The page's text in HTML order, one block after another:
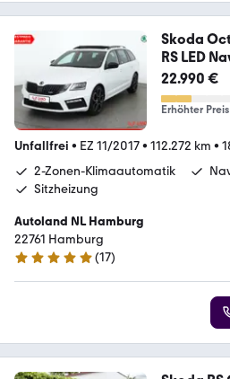
Skoda
RS LED
22.990 €
Erhöhter Preis
Unfallfrei • EZ 11/2017• 112.272 km •
2-Zonen-Klimaautomatik
Sitzheizung
Autoland NL Hamburg
22761 Hamburg
4.9 Sterne
(17)